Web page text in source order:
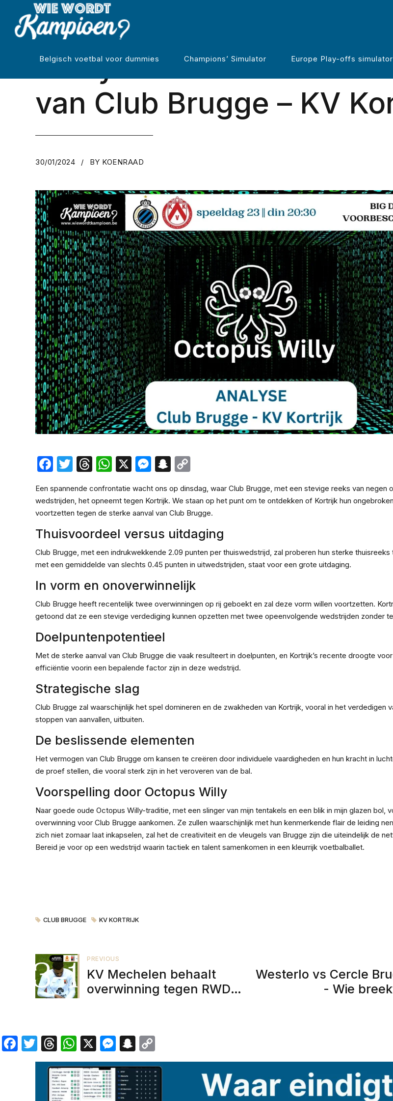
Belgisch voetbal voor dummies Champions’ Simulator Europe Play-offs simulator
REGULIERE COMPETITIE
Analyse en
van Club Brugge – KV
30/01/2024 BY KOENRAAD
Facebook
Twitter
Threads
WhatsApp
X Messenger
Snapchat
Een spannende confrontatie wacht ons op dinsdag, waar Club Brugge, met een stevige reeks van negen
wedstrijden, het opneemt tegen Kortrijk. We staan op het punt om te ontdekken of Kortrijk hun
voortzetten tegen de sterke aanval van Club Brugge.
Thuisvoordeel versus uitdaging
Club Brugge, met een indrukwekkende 2.09 punten per thuiswedstrijd, zal proberen hun sterke thuisreeks
met een gemiddelde van slechts 0.45 punten in uitwedstrijden, staat voor een grote uitdaging.
In vorm en onoverwinnelijk
Club Brugge heeft recentelijk twee overwinningen op rij geboekt en zal deze vorm willen voortzetten.
getoond dat ze een stevige verdediging kunnen opzetten met twee opeenvolgende wedstrijden zonder
Doelpuntenpotentieel
Met de sterke aanval van Club Brugge die vaak resulteert in doelpunten, en Kortrijk’s recente droogte
efficiëntie voorin een bepalende factor zijn in deze wedstrijd.
Strategische slag
Club Brugge zal waarschijnlijk het spel domineren en de zwakheden van Kortrijk, vooral in het verdedigen
stoppen van aanvallen, uitbuiten.
De beslissende elementen
Het vermogen van Club Brugge om kansen te creëren door individuele vaardigheden en hun kracht in
de proef stellen, die vooral sterk zijn in het veroveren van de bal.
Voorspelling door Octopus Willy
Naar goede oude Octopus Willy-traditie, met een slinger van mijn tentakels en een blik in mijn glazen bol,
overwinning voor Club Brugge aankomen. Ze zullen waarschijnlijk met hun kenmerkende flair de leiding
zich niet zomaar laat inkapselen, zal het de creativiteit en de vleugels van Brugge zijn die uiteindelijk de
Bereid je voor op een wedstrijd waarin tactiek en talent samenkomen in een kleurrijk voetbalballet.
CLUB BRUGGE KV KORTRIJK
PREVIOUS
KV Mechelen behaalt
overwinning tegen RWDM
Westerlo vs Cercle
- Wie
Facebook
Twitter
Threads
WhatsApp
X Messenger
Snapchat
Link